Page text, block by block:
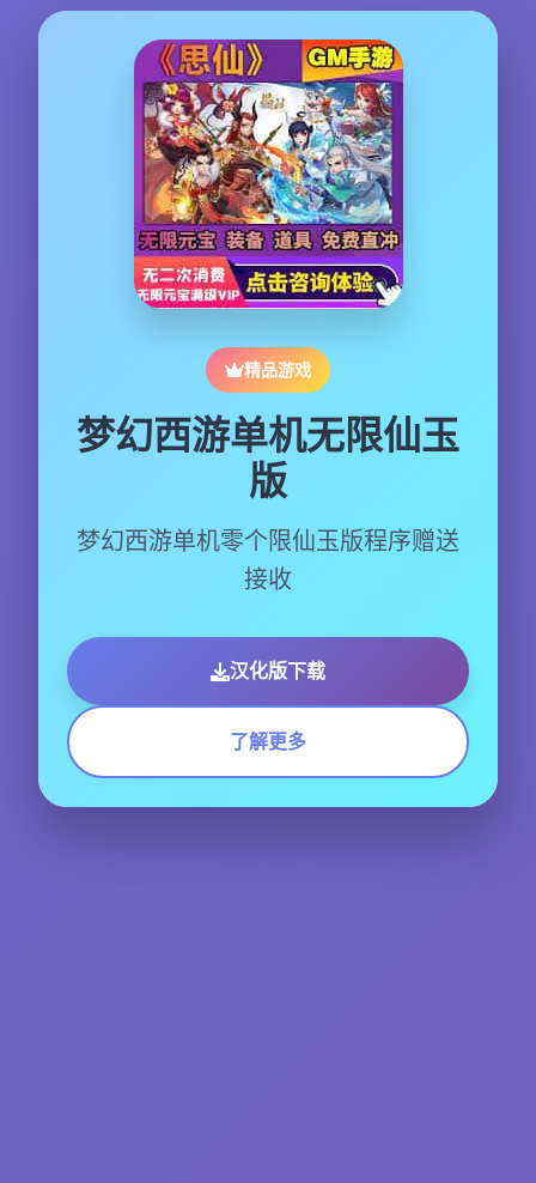
精品游戏
梦幻西游单机无限仙玉
版
梦幻西游单机零个限仙玉版程序赠送
接收
汉化版下载
了解更多